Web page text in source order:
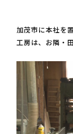
加茂市に本社を
工房は、お隣・